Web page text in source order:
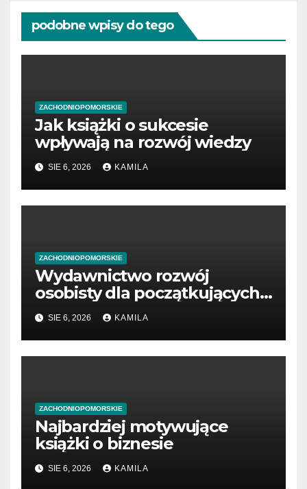
podobne wpisy do tego
ZACHODNIOPOMORSKIE
Jak książki o sukcesie
wpływają na rozwój wiedzy
SIE 6, 2026 KAMILA
ZACHODNIOPOMORSKIE
Wydawnictwo rozwój
osobisty dla początkujących
przedsiębiorców
SIE 6, 2026 KAMILA
ZACHODNIOPOMORSKIE
Najbardziej motywujące
książki o biznesie
SIE 6, 2026 KAMILA